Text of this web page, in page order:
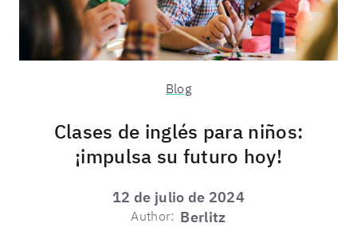
Blog
Clases de inglés para niños:
¡impulsa su futuro hoy!
12 de julio de 2024
Author: Berlitz